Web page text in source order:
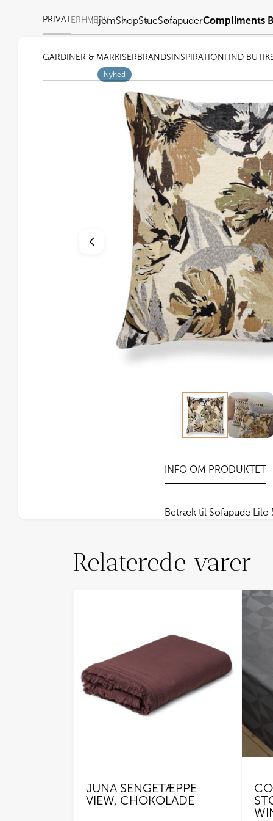
PRIVATERHVERV
GARDINER & MARKISER BRANDS INSPIRATION FIND BUTIK
HjemShopStueSofapuderCompliments
Nyhed
INFO OM PRODUKTET
Betræk til Sofapude
Relaterede varer
JUNA SENGETÆPPE
VIEW, CHOKOLADE